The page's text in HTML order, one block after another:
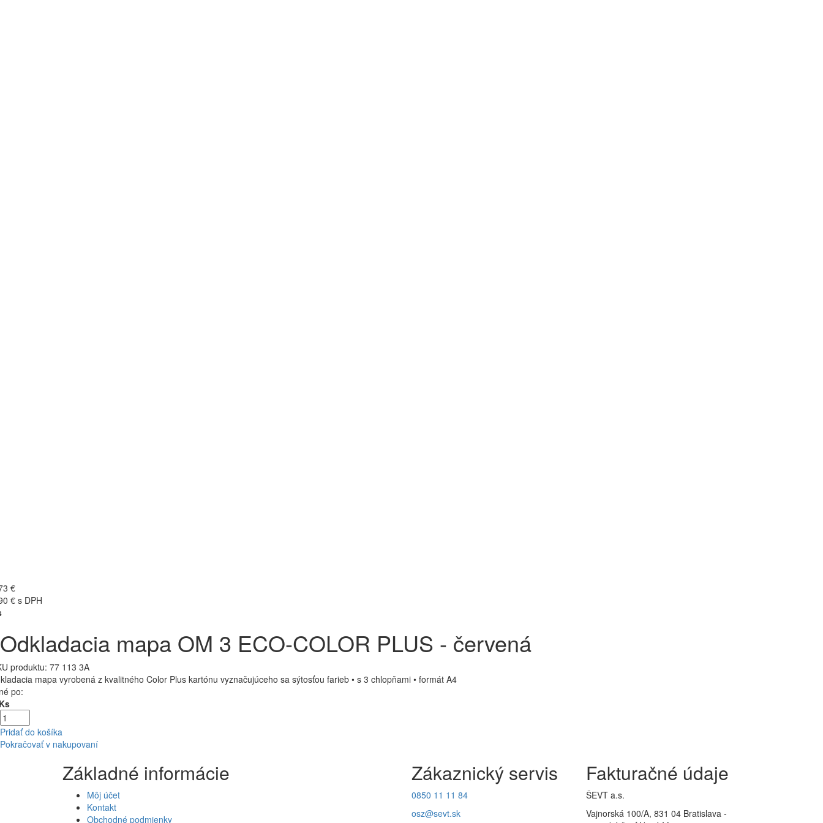
€
€ s DPH
Odkladacia mapa OM 3 ECO-COLOR PLUS - červená
produktu: 77 113 3A
mapa vyrobená z kvalitného Color Plus kartónu vyznačujúceho sa sýtosťou farieb • s 3 chlopňami • formát A4
po:
Pridať do košíka
Pokračovať v nakupovaní
Základné informácie
Môj účet
Kontakt
Obchodné podmienky
Zákaznický servis
0850 11 11 84
osz@sevt.sk
Fakturačné údaje
ŠEVT a.s.
Vajnorská 100/A, 831 04 Bratislava -